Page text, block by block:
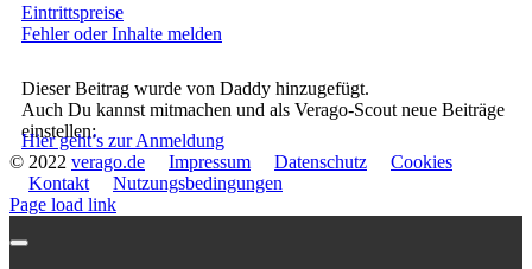
Eintrittspreise
Fehler oder Inhalte melden
Dieser Beitrag wurde von Daddy hinzugefügt.
Auch Du kannst mitmachen und als Verago-Scout neue Beiträge
einstellen:
Hier geht’s zur Anmeldung
© 2022 verago.de Impressum Datenschutz
Cookies
Kontakt
Nutzungsbedingungen
Page load link